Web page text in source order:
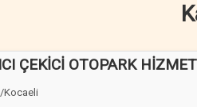
ÇEKİCİ OTOPARK
Kocaeli